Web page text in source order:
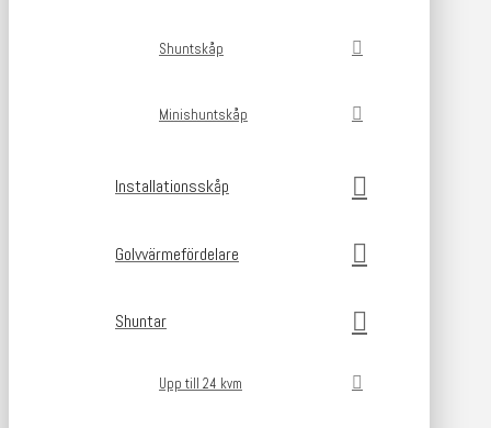
Shuntskåp
Minishuntskåp
Installationsskåp
Golvvärmefördelare
Shuntar
Upp till 24 kvm